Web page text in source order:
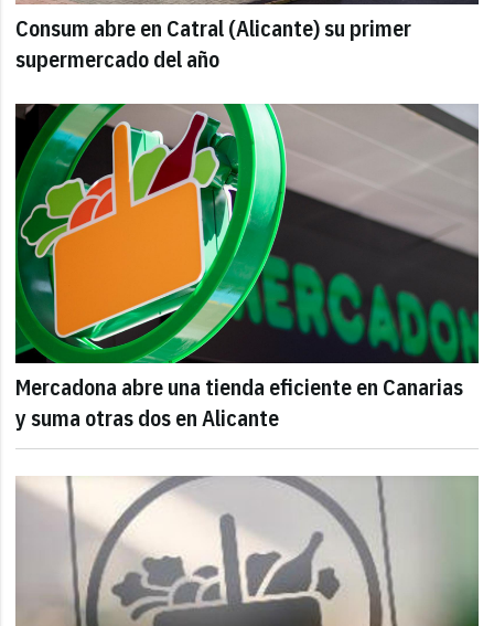
Consum abre en Catral (Alicante) su primer
supermercado del año
Mercadona abre una tienda eficiente en Canarias
y suma otras dos en Alicante